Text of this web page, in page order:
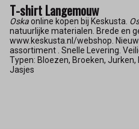
T-shirt Langemouw
Oskaonline kopen bij Keskusta.
natuurlijke materialen. Brede en
www.keskusta.nl/webshop.
assortiment . Snelle Levering.
Typen: Bloezen, Broeken, Jurken,
Jasjes